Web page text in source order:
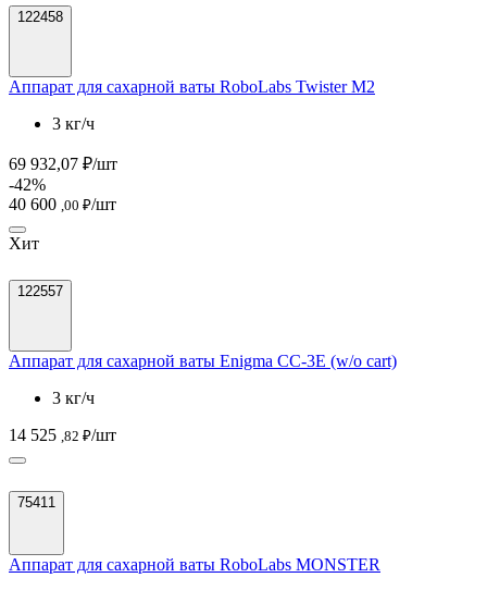
122458
Аппарат для сахарной ваты RoboLabs Twister M2
3 кг/ч
69 932,07 ₽/шт
-42%
40 600 ,00 ₽/шт
Хит
122557
Аппарат для сахарной ваты Enigma CC-3E (w/o cart)
3 кг/ч
14 525 ,82 ₽/шт
75411
Аппарат для сахарной ваты RoboLabs MONSTER